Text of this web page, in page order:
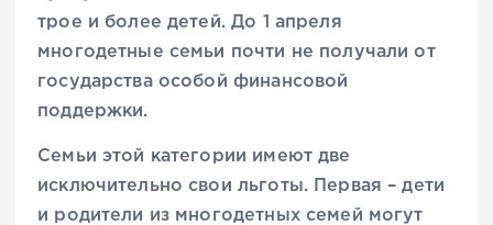
трое и более детей. До 1 апреля
многодетные семьи почти не получали от
государства особой финансовой
поддержки.
Семьи этой категории имеют две
исключительно свои льготы. Первая – дети
и родители из многодетных семей могут